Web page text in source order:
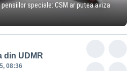
speciale: CSM ar putea aviza
din UDMR
08:36